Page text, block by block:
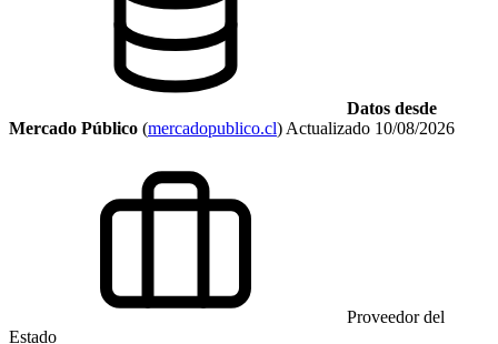
Datos desde
Mercado Público (mercadopublico.cl) Actualizado 10/08/2026
Proveedor del
Estado